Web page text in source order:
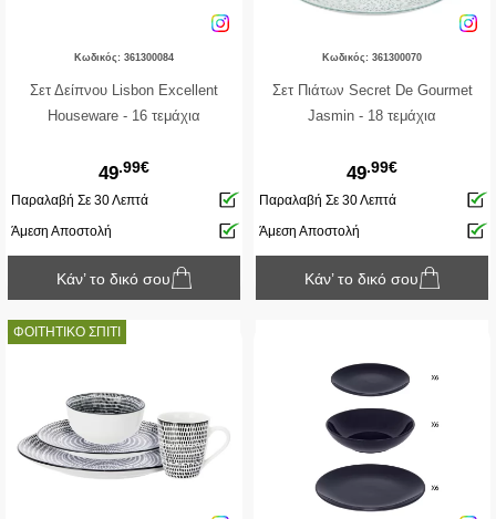
Κωδικός: 361300084
Σετ Δείπνου Lisbon Excellent
Houseware - 16 τεμάχια
49.99€
Παραλαβή Σε 30 Λεπτά
Άμεση Αποστολή
Κάν’ το δικό σου
Κωδικός: 361300070
Σετ Πιάτων Secret De Gourmet
Jasmin - 18 τεμάχια
49.99€
Παραλαβή Σε 30 Λεπτά
Άμεση Αποστολή
Κάν’ το δικό σου
ΦΟΙΤΗΤΙΚΟ ΣΠΙΤΙ